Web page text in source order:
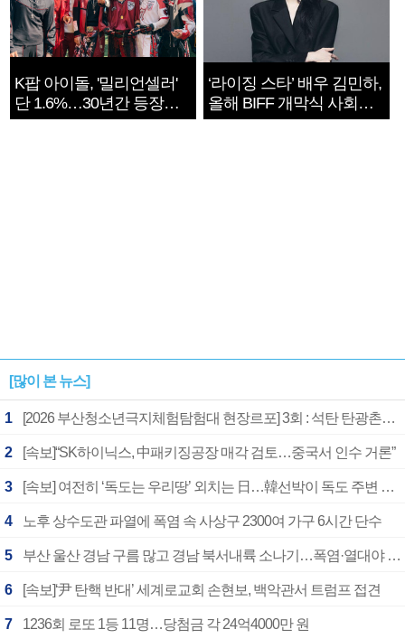
K팝 아이돌, '밀리언셀러'
단 1.6%…30년간 등장
1182개팀 전수조사
‘라이징 스타’ 배우 김민하,
올해 BIFF 개막식 사회자
확정
[많이 본 뉴스]
1 [2026 부산청소년극지체험탐험대 현장르포] 3회 : 석탄 탄광촌에서 북극 연구의 중심지로
2 [속보]“SK하이닉스, 中패키징공장 매각 검토…중국서 인수 거론”
3 [속보] 여전히 ‘독도는 우리땅’ 외치는 日…韓선박이 독도 주변 해양조사 활동하자 반발
4 노후 상수도관 파열에 폭염 속 사상구 2300여 가구 6시간 단수
5 부산 울산 경남 구름 많고 경남 북서내륙 소나기…폭염·열대야 계속
6 [속보]‘尹 탄핵 반대’ 세계로교회 손현보, 백악관서 트럼프 접견
7 1236회 로또 1등 11명…당첨금 각 24억4000만 원